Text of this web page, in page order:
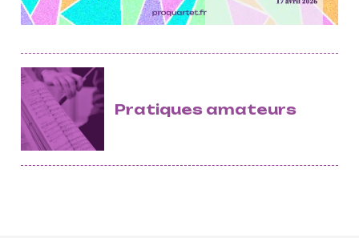
Pratiques amateurs
Actions culturelles
Concerts et événements
Pratiques amateurs
Agenda
Actualités